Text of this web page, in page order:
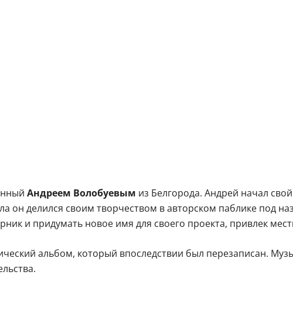
Андреем Волобуевым из Белгорода. Андрей начал
он делился своим творчеством в авторском паблике под
и придумать новое имя для своего проекта, привлек
альбом, который впоследствии был перезаписан.